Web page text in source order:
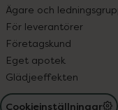
Ägare och
För leverantörer
Företagskund
Eget apotek
Glädjeeffekten
Cookieinställningar